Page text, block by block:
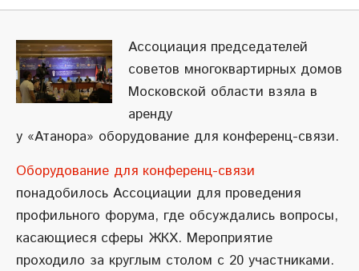
Ассоциация председателей
советов многоквартирных домов
Московской области взяла в
аренду
у «Атанора» оборудование для конференц-связи.
Оборудование для конференц-связи
понадобилось Ассоциации для проведения
профильного форума, где обсуждались вопросы,
касающиеся сферы ЖКХ. Мероприятие
проходило за круглым столом с 20 участниками.